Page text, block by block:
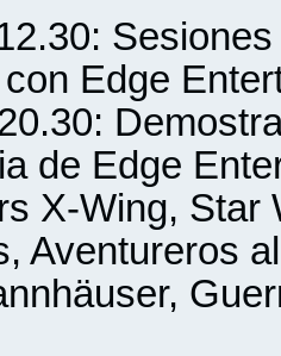
Edge
de Edge
X-Wing, Star
Aventureros